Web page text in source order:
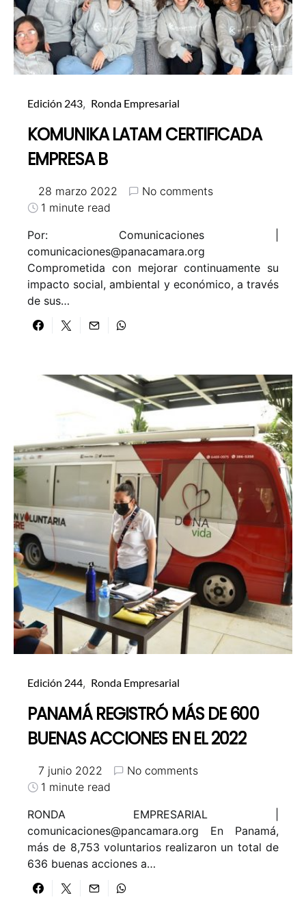
Edición 243 Ronda Empresarial
KOMUNIKA LATAM CERTIFICADA
EMPRESA B
28 marzo 2022
No comments
1 minute read
Por: Comunicaciones |
comunicaciones@panacamara.org
Comprometida con mejorar continuamente su
impacto social, ambiental y económico, a través
de sus…
Edición 244 Ronda Empresarial
PANAMÁ REGISTRÓ MÁS DE 600
BUENAS ACCIONES EN EL 2022
7 junio 2022
No comments
1 minute read
RONDA EMPRESARIAL |
comunicaciones@pancamara.org En Panamá,
más de 8,753 voluntarios realizaron un total de
636 buenas acciones a…